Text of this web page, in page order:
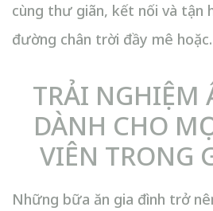
cùng thư giãn, kết nối và tận
đường chân trời đầy mê hoặc.
TRẢI NGHIỆM
DÀNH CHO
VIÊN TRONG
Những bữa ăn gia đình trở